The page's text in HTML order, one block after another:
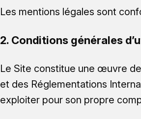
Les mentions légales sont
2. Conditions générales
Le Site constitue une œuvre
et des Réglementations
exploiter pour son propre